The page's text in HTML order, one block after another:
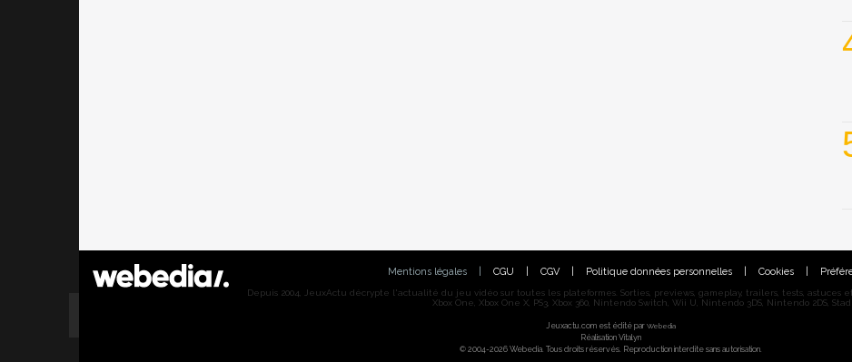
Mentions légales CGU CGV Politique données personnelles Cookies
Depuis 2004, JeuxActu décrypte l'actualité du jeu vidéo sur toutes les plateformes. Sorties, previews, gameplay, trailers, tests, astuces et
Xbox One, Xbox One X, PS3, Xbox 360, Nintendo Switch, Wii U, Nintendo 3DS, Nintendo 2DS,
Jeuxactu.com est édité par Webedia
Réalisation Vitalyn
© 2004-2026 Webedia. Tous droits réservés. Reproduction interdite sans autorisation.